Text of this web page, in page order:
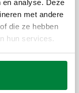
analyse. Deze
met andere
die ze hebben
hun services.
van
voor